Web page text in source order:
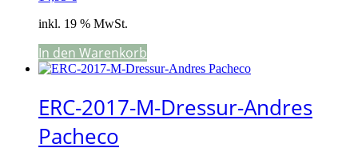
inkl. 19 % MwSt.
In den Warenkorb
ERC-2017-M-Dressur-Andres
Pacheco